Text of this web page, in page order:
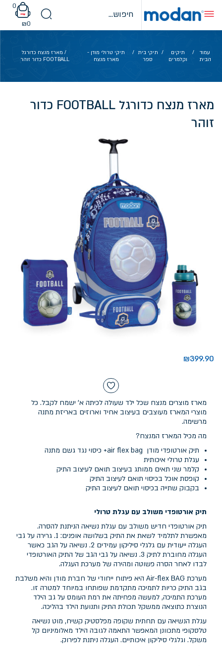
content
0
₪0
עמוד
הבית
/
תיקים
וקלמרים
/ תיקי בית
ספר
/
תיקי טרולי מודן -
מארז מנצח
/ מארז מנצח כדורגל
FOOTBALL כדור זוהר
מארז מנצח כדורגל FOOTBALL כדור
זוהר
₪399.90
מארז מוצרים מנצח שכל ילד שעולה לכיתה א' ישמח לקבל. כל
מוצרי המארז מעוצבים בעיצוב אחיד וארוזים באריזת מתנה
מרשימה.
מה מכיל המארז המנצח?
תיק אורטופדי מודן air flex bag+ כיסוי נגד גשם מתנה
עגלת טרולי איכותית
קלמר שני תאים ממותג בעיצוב תואם לעיצוב התיק
קופסת אוכל בכיסוי תואם לעיצוב התיק
בקבוק שתייה בכיסוי תואם לעיצוב התיק
תיק אורטופדי משולב עם עגלת טרולי
תיק אורטופדי חדיש משולב עם עגלת נשיאה הניתנת להסרה.
מאפשרת לתלמיד לשאת את התיק בשלושה אופנים: 1. גרירה על גבי
העגלה ייעודית עם גלגלי סיליקון עמידים 2. נשיאה על הגב כאשר
העגלה מחוברת לתיק 3. נשיאה על גבי הגב של התיק האורטופדי
לבדו לאחר הסרה פשוטה ומהירה של מערכת העגלה.
מערכת Air-flex BAG היא פיתוח ייחודי של חברת מודן והיא משלבת
בגב התיק כריות לתמיכה מתקדמת שפותחו במיוחד למטרה זו.
מערכת התמיכה, למעשה מפחיתה את רמת העומס על גב הילד
הנוצרת כתוצאה ממשקל תכולת התיק ותנועת הילד בהליכה.
עגלת הנשיאה עם תחתית שקופה מפלסטיק קשיח, מוט נשיאה
טלסקופי מתכוונן המאפשר התאמה לגובה הילד מאלומיניום קל
משקל. וגלגלי סיליקון איכותיים. העגלה ניתנת לפירוק.